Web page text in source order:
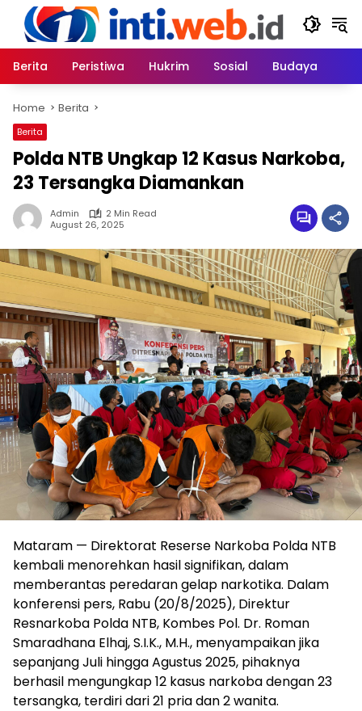
content
Berita
Peristiwa Hukrim Sosial Budaya
Home Berita
Berita
Polda NTB Ungkap 12 Kasus Narkoba,
23 Tersangka Diamankan
Admin
2 Min Read
August 26, 2025
Mataram — Direktorat Reserse Narkoba Polda NTB
kembali menorehkan hasil signifikan, dalam
memberantas peredaran gelap narkotika. Dalam
konferensi pers, Rabu (20/8/2025), Direktur
Resnarkoba Polda NTB, Kombes Pol. Dr. Roman
Smaradhana Elhaj, S.I.K., M.H., menyampaikan jika
sepanjang Juli hingga Agustus 2025, pihaknya
berhasil mengungkap 12 kasus narkoba dengan 23
tersangka, terdiri dari 21 pria dan 2 wanita.